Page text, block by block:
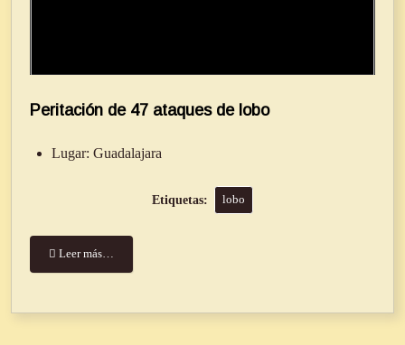
Peritación de 47 ataques de lobo
Lugar: Guadalajara
lobo
Leer más…